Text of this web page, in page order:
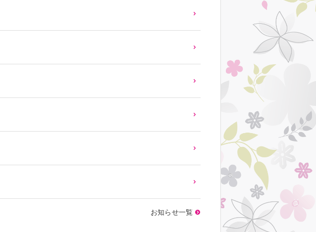
お知らせ一覧